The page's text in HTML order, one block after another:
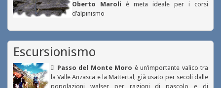
Oberto Maroli è meta ideale per i corsi
d’alpinismo
Escursionismo
Il Passo del Monte Moro è un’importante valico tra
la Valle Anzasca e la Mattertal, già usato per secoli dalle
popolazioni walser per ragioni di pascolo e di